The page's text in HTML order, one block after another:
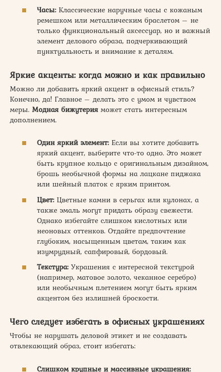
Часы: Классические наручные часы с кожаным
ремешком или металлическим браслетом – не
только функциональный аксессуар, но и важный
элемент делового образа, подчеркивающий
пунктуальность и внимание к деталям.
Яркие акценты: когда можно и как правильно
Можно ли добавить яркий акцент в офисный стиль?
Конечно, да! Главное – делать это с умом и чувством
меры. Модная бижутерия может стать интересным
дополнением.
Один яркий элемент: Если вы хотите добавить
яркий акцент, выберите что-то одно. Это может
быть крупное кольцо с оригинальным дизайном,
брошь необычной формы на лацкане пиджака
или шейный платок с ярким принтом.
Цвет: Цветные камни в серьгах или кулонах, а
также эмаль могут придать образу свежести.
Однако избегайте слишком кислотных или
неоновых оттенков. Отдайте предпочтение
глубоким, насыщенным цветам, таким как
изумрудный, сапфировый, бордовый.
Текстура: Украшения с интересной текстурой
(например, матовое золото, чеканное серебро)
или необычным плетением могут быть ярким
акцентом без излишней броскости.
Чего следует избегать в офисных украшениях
Чтобы не нарушать деловой этикет и не создавать
отвлекающий образ, стоит избегать:
Слишком крупные и массивные украшения: